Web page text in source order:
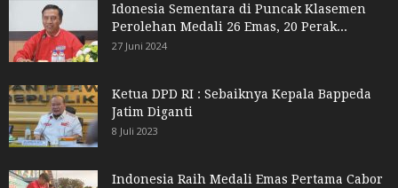
Idonesia Sementara di Puncak Klasemen
Perolehan Medali 26 Emas, 20 Perak...
27 Juni 2024
Ketua DPD RI : Sebaiknya Kepala Bappeda
Jatim Diganti
8 Juli 2023
Indonesia Raih Medali Emas Pertama Cabor